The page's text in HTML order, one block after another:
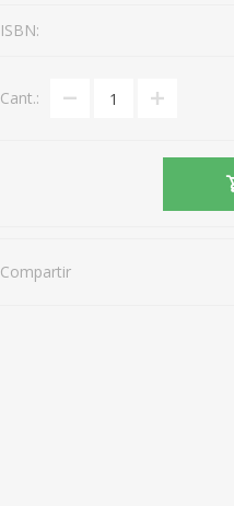
ISBN:
Cant.:
Compartir